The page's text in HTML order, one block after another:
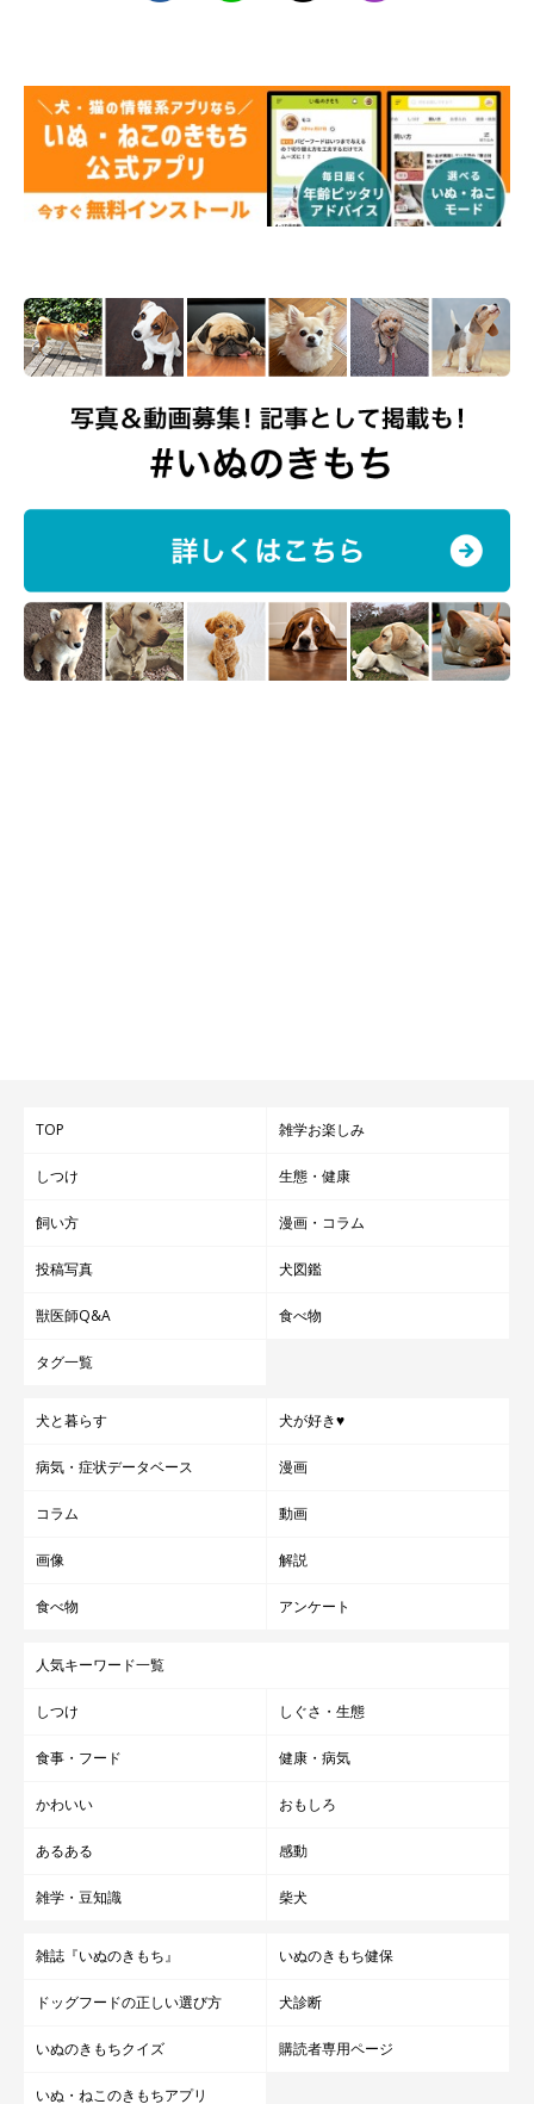
TOP 雑学お楽しみ
しつけ 生態・健康
飼い方 漫画・コラム
投稿写真 犬図鑑
獣医師Q&A 食べ物
タグ一覧
犬と暮らす 犬が好き♥
病気・症状データベース 漫画
コラム 動画
画像 解説
食べ物 アンケート
人気キーワード一覧
しつけ しぐさ・生態
食事・フード 健康・病気
かわいい おもしろ
あるある 感動
雑学・豆知識 柴犬
雑誌『いぬのきもち』 いぬのきもち健保
ドッグフードの正しい選び方 犬診断
いぬのきもちクイズ 購読者専用ページ
いぬ・ねこのきもちアプリ